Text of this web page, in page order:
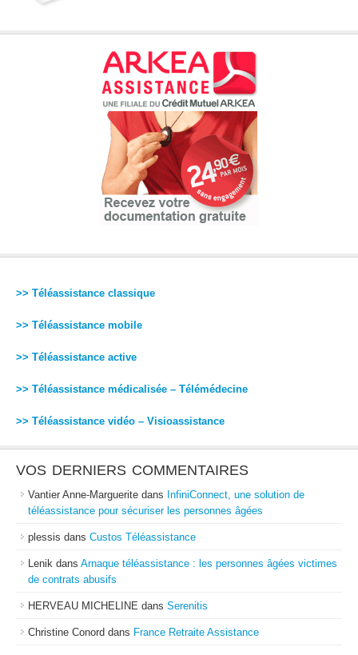
>> Téléassistance classique
>> Téléassistance mobile
>> Téléassistance active
>> Téléassistance médicalisée – Télémédecine
>> Téléassistance vidéo – Visioassistance
VOS DERNIERS COMMENTAIRES
Vantier Anne-Marguerite dans InfiniConnect, une solution de
téléassistance pour sécuriser les personnes âgées
plessis dans Custos Téléassistance
Lenik dans Arnaque téléassistance : les personnes âgées victimes
de contrats abusifs
HERVEAU MICHELINE dans Serenitis
Christine Conord dans France Retraite Assistance